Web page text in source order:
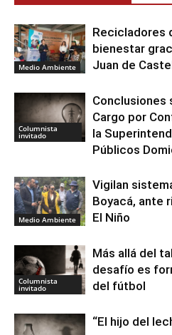
Medio Ambiente
Recicladores
bienestar
Juan de
Columnista
invitado
Conclusiones
Cargo por
la
Públicos
Medio Ambiente
Vigilan
Boyacá, ante
El Niño
Columnista
invitado
Más allá del
desafío es
del fútbol
“El hijo del